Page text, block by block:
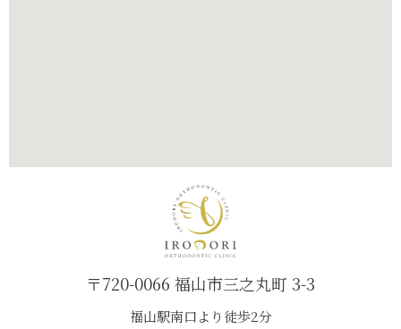
〒720-0066 福山市三之丸町 3-3
福山駅南口より徒歩2分